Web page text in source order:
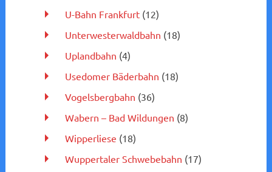
U-Bahn Frankfurt(12)
Unterwesterwaldbahn (18)
Uplandbahn (4)
Usedomer Bäderbahn (18)
Vogelsbergbahn (36)
Wabern – Bad Wildungen (8)
Wipperliese (18)
Wuppertaler Schwebebahn (17)